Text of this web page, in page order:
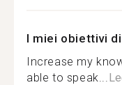
I miei obiettivi
Increase my
able to speak...